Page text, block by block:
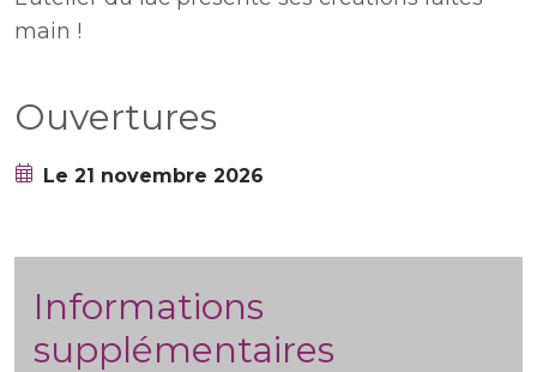
main !
Ouvertures
Le 21 novembre 2026
Informations
supplémentaires